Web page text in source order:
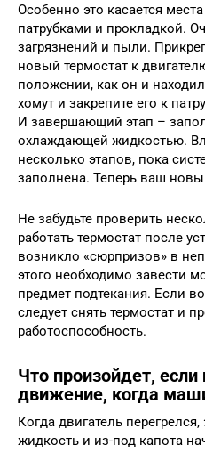
Особенно это касается
патрубками и прокладкой.
загрязнений и пыли.
новый термостат к
положении, как он и
хомут и закрепите его к
И завершающий этап –
охлаждающей жидкостью.
несколько этапов, пока
заполнена. Теперь ваш
Не забудьте проверить
работать термостат после
возникло «сюрпризов» в
этого необходимо завести
предмет подтекания. Если
следует снять термостат и
работоспособность.
Что произойдет,
движение, когда
Когда двигатель
жидкость и из-под капота